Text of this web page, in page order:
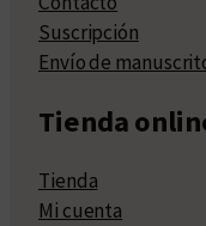
Suscripción
Envío de
Tienda
Tienda
Mi cuenta